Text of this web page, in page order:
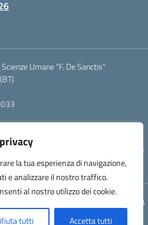
la tua esperienza di navigazione,
e analizzare il nostro traffico.
al nostro utilizzo dei cookie.
tutti Accetta tutti
Umane "F. De Sanctis"
- Codice Fiscale: 92058830727
Concept & Design by Designers Italia